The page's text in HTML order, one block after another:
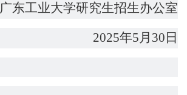
广东工业大学研究生招生办公室
2025年5月 30 日